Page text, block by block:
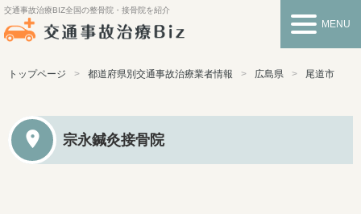
交通事故治療BIZ全国の整骨院・接骨院を紹介
MENU
トップページ 都道府県別交通事故治療業者情報 広島県 尾道市
宗永鍼灸接骨院